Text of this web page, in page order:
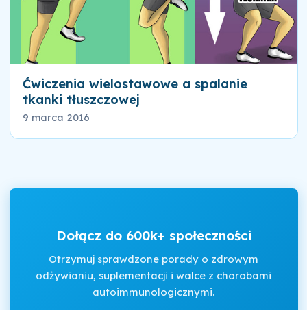
Ćwiczenia wielostawowe a spalanie
tkanki tłuszczowej
9 marca 2016
Dołącz do 600k+ społeczności
Otrzymuj sprawdzone porady o zdrowym
odżywianiu, suplementacji i walce z chorobami
autoimmunologicznymi.